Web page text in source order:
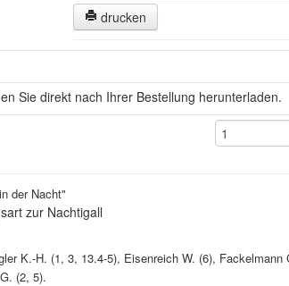
drucken
Sie direkt nach Ihrer Bestellung herunterladen.
der Nacht"
zur Nachtigall
K.-H. (1, 3, 13.4-5), Eisenreich W. (6), Fackelmann
(2, 5).